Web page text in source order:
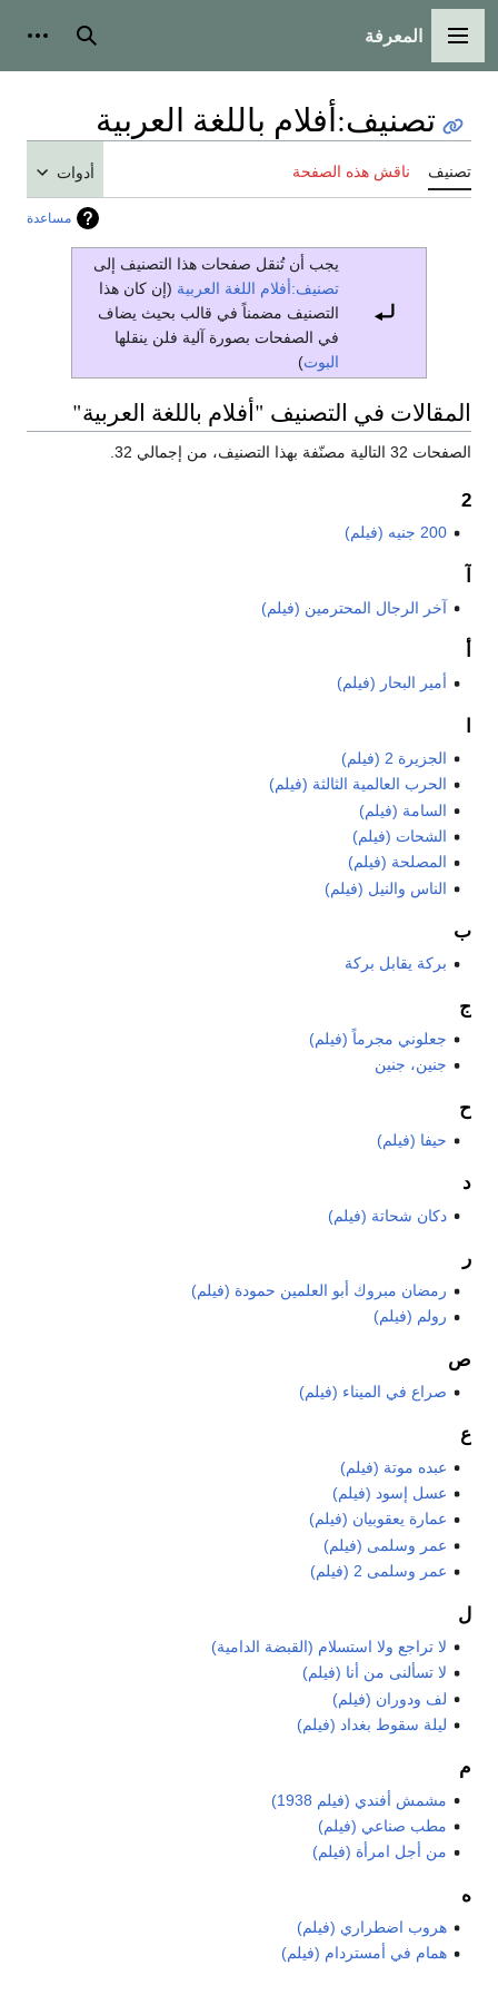
القائمة الرئيسية
المعرفة بحث
تصنيف:أفلام باللغة العربية
تصنيف ناقش هذه الصفحة أدوات
مساعدة
يجب أن تُنقل صفحات هذا التصنيف إلى
تصنيف:أفلام اللغة العربية (إن كان هذا
التصنيف مضمناً في قالب بحيث يضاف
في الصفحات بصورة آلية فلن ينقلها
البوت)
المقالات في التصنيف "أفلام باللغة العربية"
الصفحات 32 التالية مصنّفة بهذا التصنيف، من إجمالي 32.
2
200 جنيه (فيلم)
آخر الرجال المحترمين (فيلم)
أمير البحار (فيلم)
الجزيرة 2 (فيلم)
الحرب العالمية الثالثة (فيلم)
السامة (فيلم)
الشحات (فيلم)
المصلحة (فيلم)
الناس والنيل (فيلم)
ب
بركة يقابل بركة
ج
جعلوني مجرماً (فيلم)
جنين، جنين
ح
حيفا (فيلم)
د
دكان شحاتة (فيلم)
ر
رمضان مبروك أبو العلمين حمودة (فيلم)
رولم (فيلم)
ص
صراع في الميناء (فيلم)
ع
عبده موتة (فيلم)
عسل إسود (فيلم)
عمارة يعقوبيان (فيلم)
عمر وسلمى (فيلم)
عمر وسلمى 2 (فيلم)
ل
لا تراجع ولا استسلام (القبضة الدامية)
لا تسألنى من أنا (فيلم)
لف ودوران (فيلم)
ليلة سقوط بغداد (فيلم)
م
مشمش أفندي (فيلم 1938)
مطب صناعي (فيلم)
من أجل امرأة (فيلم)
ه
هروب اضطراري (فيلم)
همام في أمستردام (فيلم)